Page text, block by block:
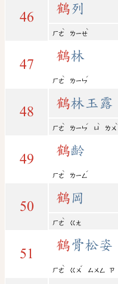
46
鶴列
ㄏㄜ
ˋ
ㄌㄧㄝ
ˋ
47
鶴林
ㄏㄜ
ˋ
ㄌㄧㄣ
ˊ
48
鶴林玉露
ㄏㄜ
ˋ
ㄌㄧㄣ
ˊ
ㄩ
ˋ
ㄌㄨ
ˋ
49
鶴齡
ㄏㄜ
ˋ
ㄌㄧㄥ
ˊ
50
鶴 岡
ㄏㄜ
ˋ
ㄍㄤ
51
鶴骨松姿
ㄏㄜ
ˋ
ㄍㄨ
ˇ
ㄙㄨㄥ ㄗ